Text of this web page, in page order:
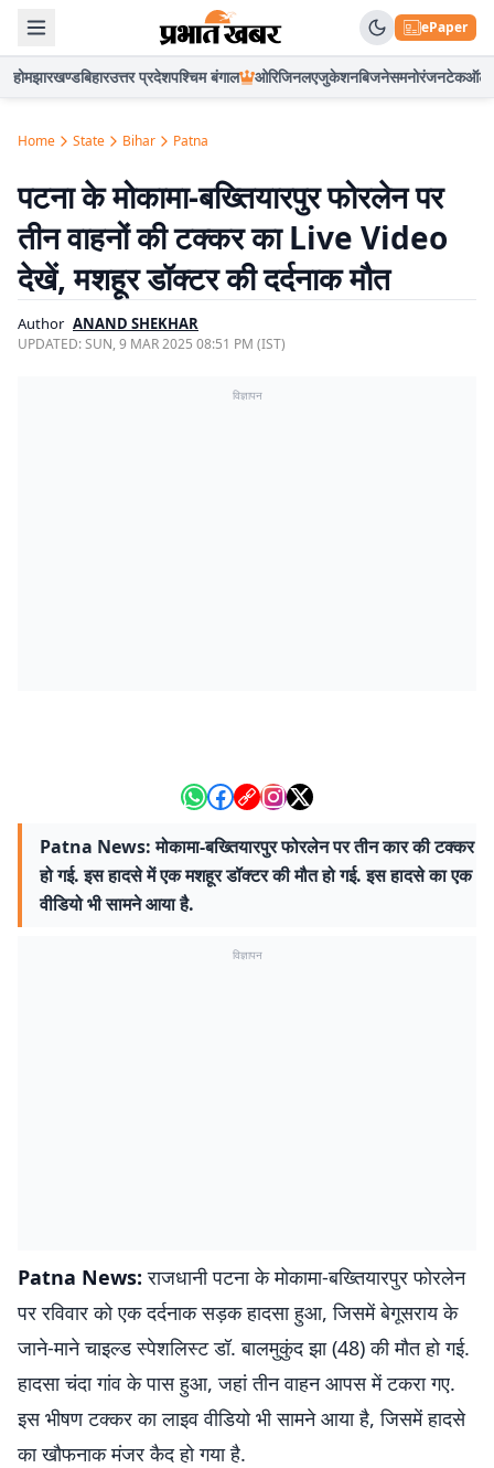
ePaper
होमझारखण्डबिहारउत्तर प्रदेशपश्चिम बंगाल ओरिजिनलएजुकेशनबिजनेसमनोरंजनटेकऑटो
Home State Bihar Patna
पटना के मोकामा-बख्तियारपुर फोरलेन पर
तीन वाहनों की टक्कर का Live Video
देखें, मशहूर डॉक्टर की दर्दनाक मौत
Author ANAND SHEKHAR
UPDATED:SUN, 9 MAR 2025 08:51 PM (IST)
विज्ञापन
Patna News: मोकामा-बख्तियारपुर फोरलेन पर तीन कार की टक्कर
हो गई. इस हादसे में एक मशहूर डॉक्टर की मौत हो गई. इस हादसे का एक
वीडियो भी सामने आया है.
विज्ञापन
Patna News: राजधानी पटना के मोकामा-बख्तियारपुर फोरलेन
पर रविवार को एक दर्दनाक सड़क हादसा हुआ, जिसमें बेगूसराय के
जाने-माने चाइल्ड स्पेशलिस्ट डॉ. बालमुकुंद झा (48) की मौत हो गई.
हादसा चंदा गांव के पास हुआ, जहां तीन वाहन आपस में टकरा गए.
इस भीषण टक्कर का लाइव वीडियो भी सामने आया है, जिसमें हादसे
का खौफनाक मंजर कैद हो गया है.